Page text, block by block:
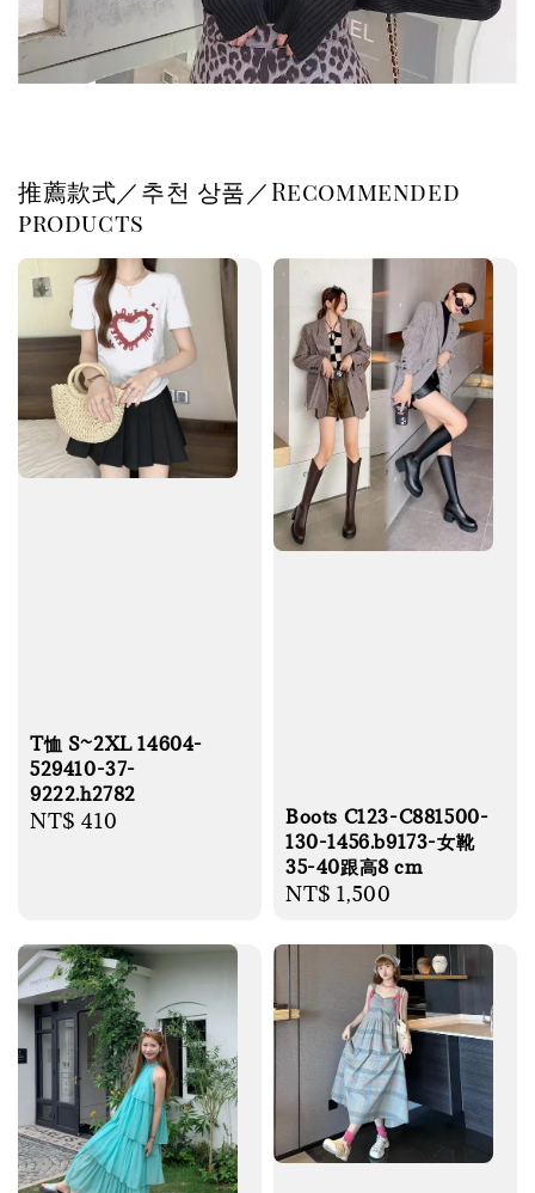
推薦款式／추천 상품／Recommended
products
T恤 S~2XL 14604-
529410-37-
9222.h2782
Regular
NT$ 410
Boots C123-C881500-
130-1456.b9173-女靴
35-40跟高8 cm
Regular
NT$ 1,500